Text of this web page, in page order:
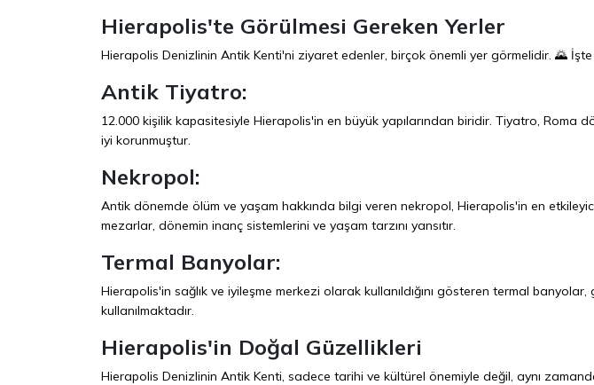
Hierapolis'te Görülmesi Gereken Yerler
Hierapolis Denizlinin Antik Kenti'ni ziyaret edenler, birçok önemli yer görmelidir. 🌄 İşte
Antik Tiyatro:
12.000 kişilik kapasitesiyle Hierapolis'in en büyük yapılarından biridir. Tiyatro, Roma
iyi korunmuştur.
Nekropol:
Antik dönemde ölüm ve yaşam hakkında bilgi veren nekropol, Hierapolis'in en
mezarlar, dönemin inanç sistemlerini ve yaşam tarzını yansıtır.
Termal Banyolar:
Hierapolis'in sağlık ve iyileşme merkezi olarak kullanıldığını gösteren termal
kullanılmaktadır.
Hierapolis'in Doğal Güzellikleri
Hierapolis Denizlinin Antik Kenti, sadece tarihi ve kültürel önemiyle değil, aynı